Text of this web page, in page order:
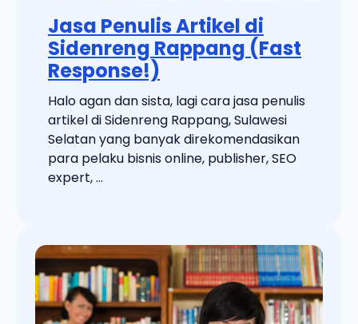
Jasa Penulis Artikel di
Sidenreng Rappang (Fast
Response!)
Halo agan dan sista, lagi cara jasa penulis
artikel di Sidenreng Rappang, Sulawesi
Selatan yang banyak direkomendasikan
para pelaku bisnis online, publisher, SEO
expert, ...